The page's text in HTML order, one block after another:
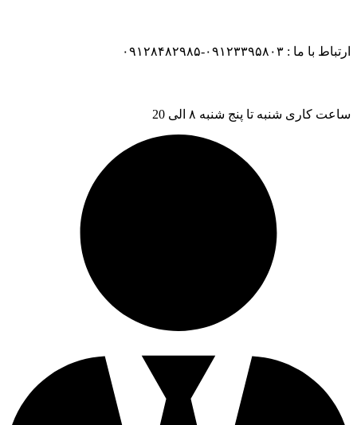
ارتباط با ما : ۰۹۱۲۳۳۹۵۸۰۳-۰۹۱۲۸۴۸۲۹۸۵
ساعت کاری شنبه تا پنج شنبه ۸ الی 20